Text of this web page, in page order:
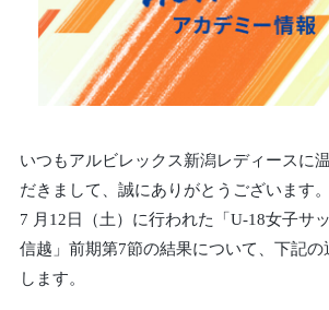
いつもアルビレックス新潟レディースに
だきまして、誠にありがとうございます。
7 月12日（土）に行われた「U-18女子サ
信越」前期第7節の結果について、下記の
します。